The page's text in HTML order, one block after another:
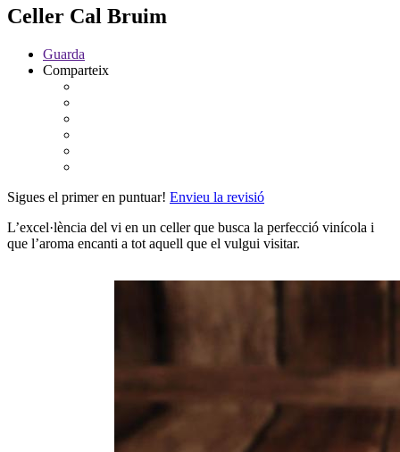
Celler Cal Bruim
Guarda
Comparteix
Sigues el primer en puntuar! Envieu la revisió
L’excel·lència del vi en un celler que busca la perfecció vinícola i
que l’aroma encanti a tot aquell que el vulgui visitar.